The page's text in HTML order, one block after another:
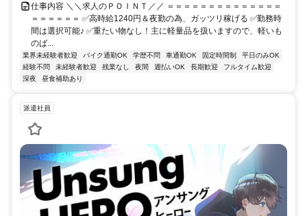
仕事内容 ＼＼求人のＰＯＩＮＴ／／ ＝＝＝＝＝＝＝＝＝＝＝＝＝＝
＝＝＝＝＝＝ ✅高時給1240円＆夜勤の為、ガッツリ稼げる ✅勤務時
間は選択可能♪ ✅重たい物なし！主に軽量品を扱いますので、軽いも
のば...
業界未経験者歓迎 バイク通勤OK 学歴不問 車通勤OK 固定時間制
平日のみOK
経験不問
未経験者歓迎 残業なし 夜間 週払いOK 長期歓迎
フルタイム歓迎
深夜
昼食補助あり
派遣社員